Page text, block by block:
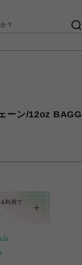
ーン/12oz
利用で
ら